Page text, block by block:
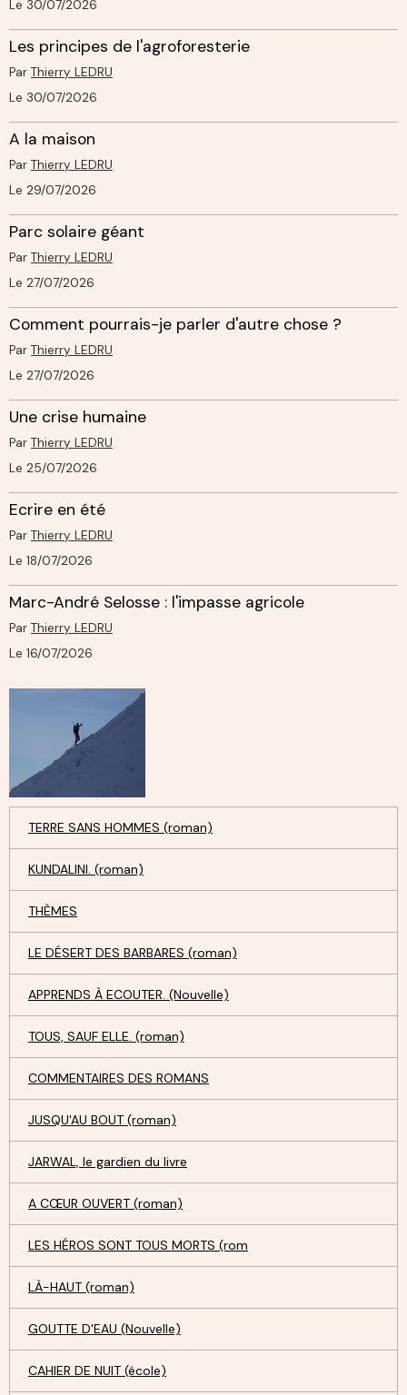
Le 30/07/2026
Les principes de l'agroforesterie
Par Thierry LEDRU
Le 30/07/2026
A la maison
Par Thierry LEDRU
Le 29/07/2026
Parc solaire géant
Par Thierry LEDRU
Le 27/07/2026
Comment pourrais-je parler d'autre chose ?
Par Thierry LEDRU
Le 27/07/2026
Une crise humaine
Par Thierry LEDRU
Le 25/07/2026
Ecrire en été
Par Thierry LEDRU
Le 18/07/2026
Marc-André Selosse : l'impasse agricole
Par Thierry LEDRU
Le 16/07/2026
TERRE SANS HOMMES (roman)
KUNDALINI. (roman)
THÈMES
LE DÉSERT DES BARBARES (roman)
APPRENDS À ECOUTER. (Nouvelle)
TOUS, SAUF ELLE. (roman)
COMMENTAIRES DES ROMANS
JUSQU'AU BOUT (roman)
JARWAL, le gardien du livre
A CŒUR OUVERT (roman)
LES HÉROS SONT TOUS MORTS (rom
LÀ-HAUT (roman)
GOUTTE D'EAU (Nouvelle)
CAHIER DE NUIT (école)